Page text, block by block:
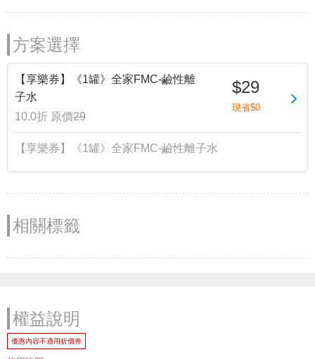
方案選擇
【享樂券】《1罐》全家FMC-鹼性離
子水
10.0折 原價29
$29
現省$0
【享樂券】《1罐》全家FMC-鹼性離子水
相關標籤
權益說明
優惠內容不適用折價券